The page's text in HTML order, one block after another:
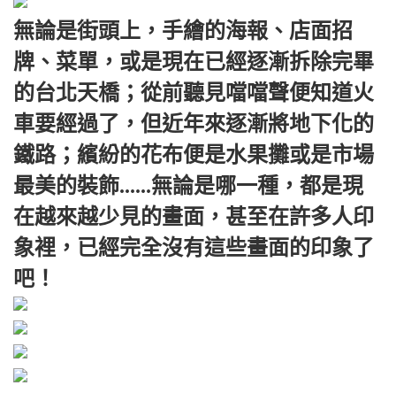
無論是街頭上，手繪的海報、店面招
牌、菜單，或是現在已經逐漸拆除完畢
的台北天橋；從前聽見噹噹聲便知道火
車要經過了，但近年來逐漸將地下化的
鐵路；繽紛的花布便是水果攤或是市場
最美的裝飾......無論是哪一種，都是現
在越來越少見的畫面，甚至在許多人印
象裡，已經完全沒有這些畫面的印象了
吧！